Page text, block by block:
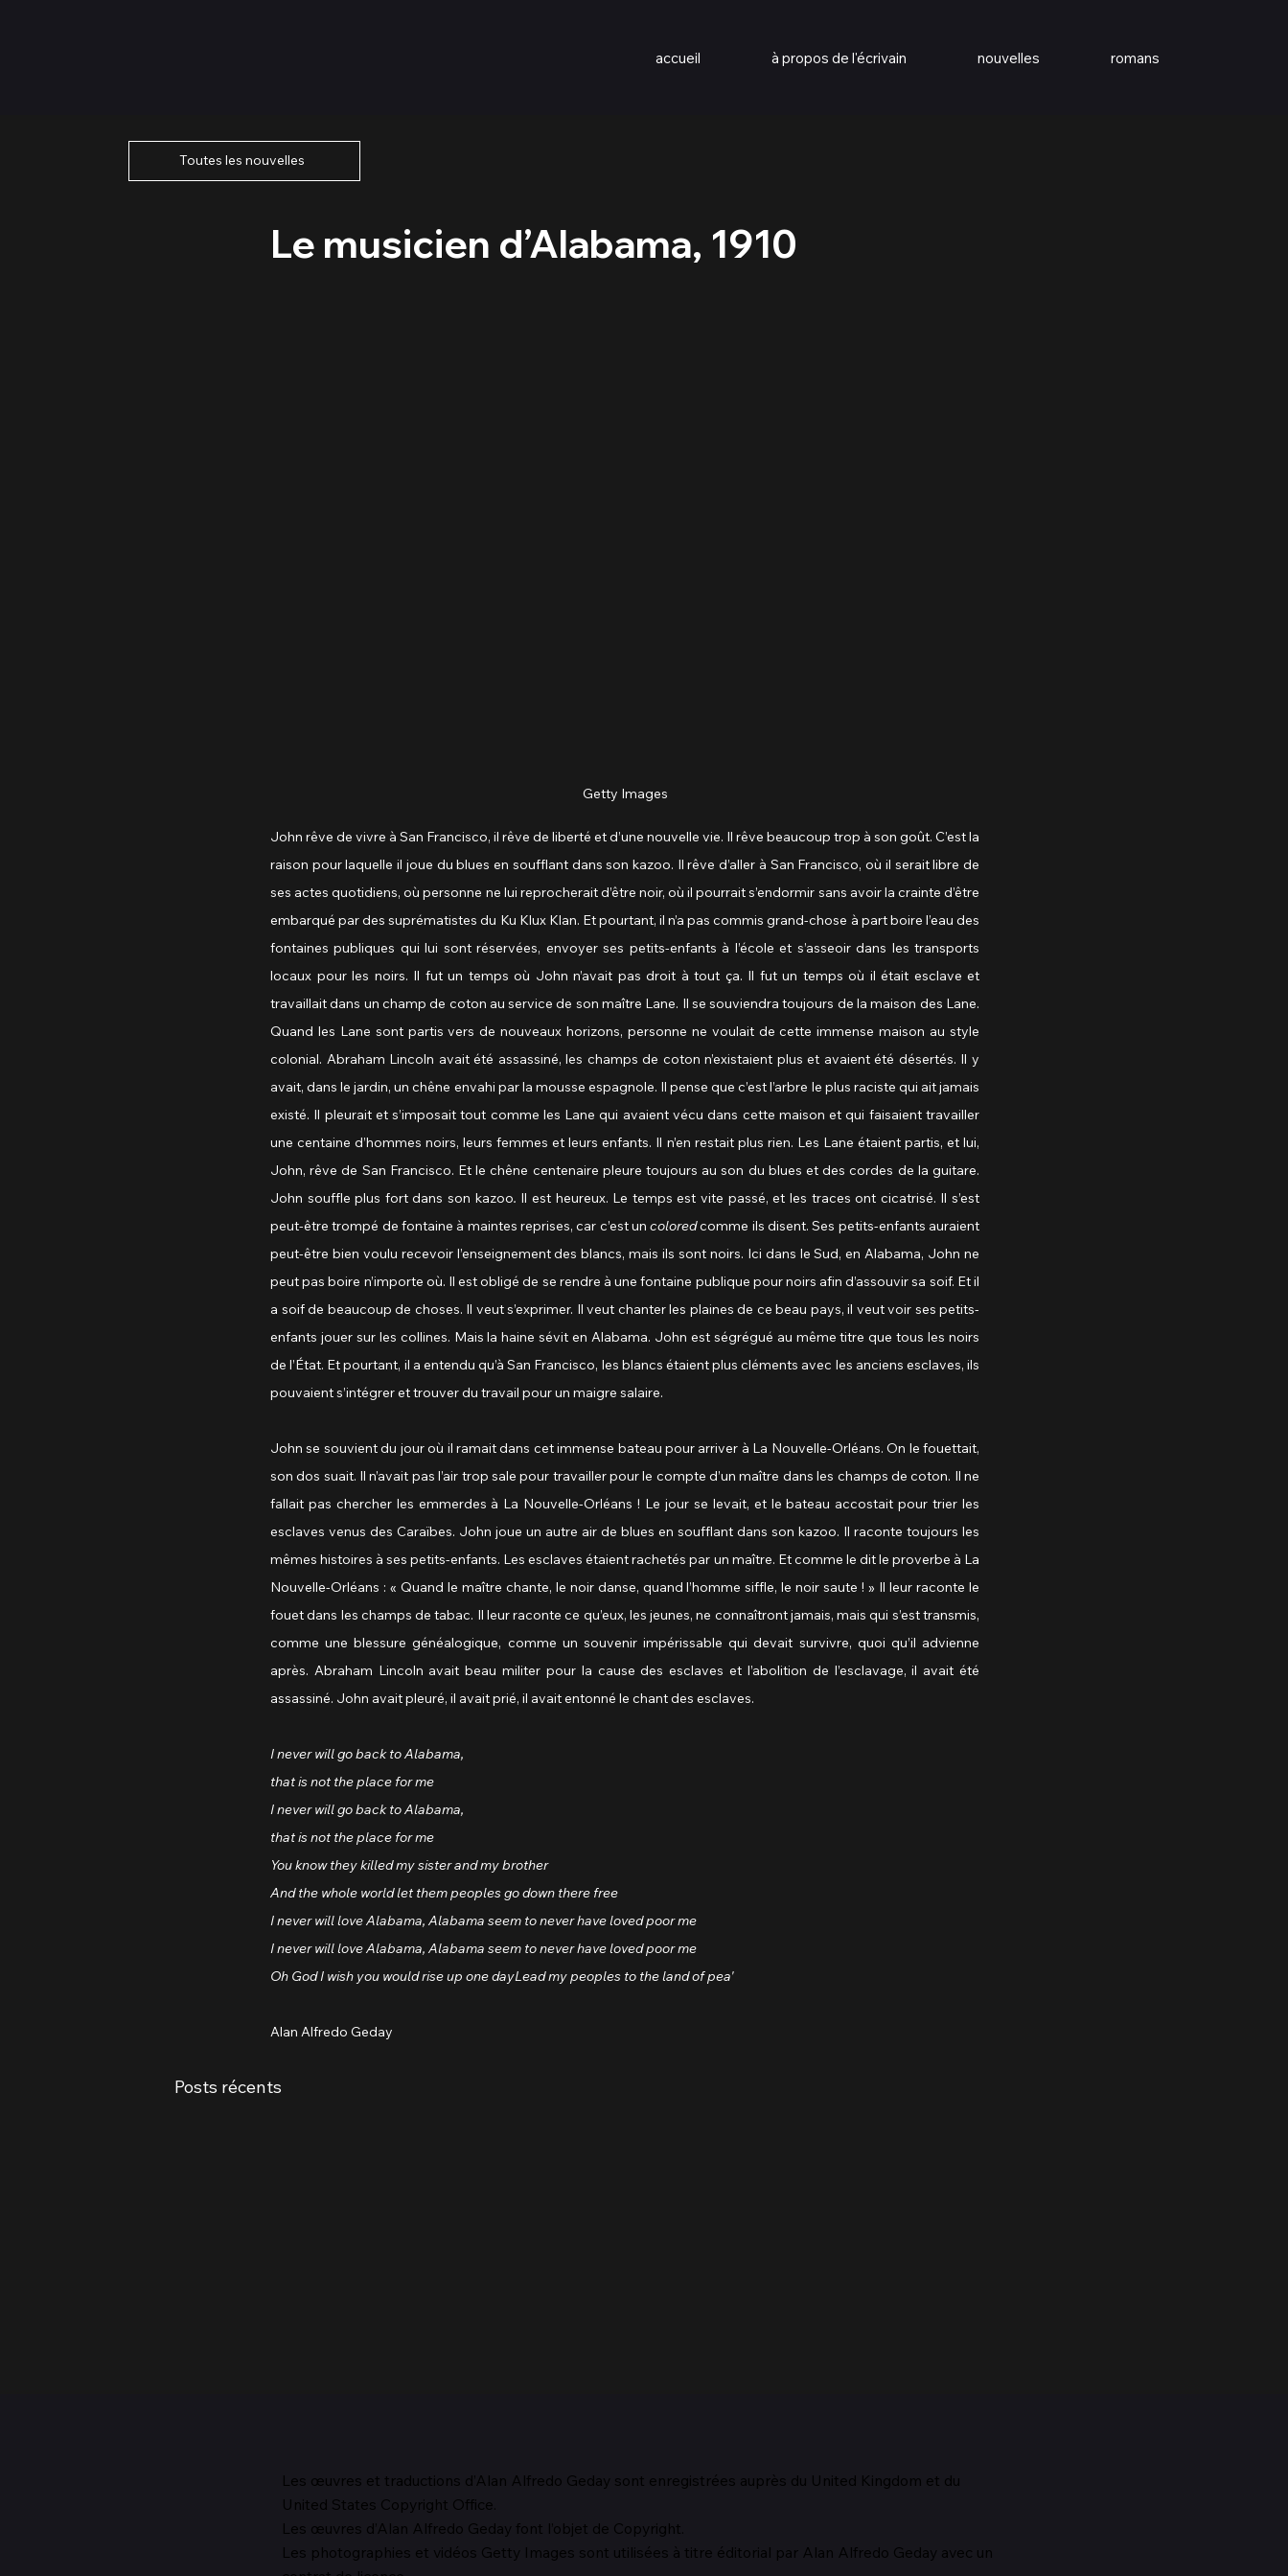
accueil à propos de l'écrivain nouvelles romans
Toutes les nouvelles
Le musicien d’Alabama, 1910
Getty Images
John rêve de vivre à San Francisco, il rêve de liberté et d’une nouvelle vie. Il rêve beaucoup trop à son goût. C’est la
raison pour laquelle il joue du blues en soufflant dans son kazoo. Il rêve d’aller à San Francisco, où il serait libre de
ses actes quotidiens, où personne ne lui reprocherait d’être noir, où il pourrait s’endormir sans avoir la crainte d’être
embarqué par des suprématistes du Ku Klux Klan. Et pourtant, il n’a pas commis grand-chose à part boire l’eau des
fontaines publiques qui lui sont réservées, envoyer ses petits-enfants à l’école et s’asseoir dans les transports
locaux pour les noirs. Il fut un temps où John n’avait pas droit à tout ça. Il fut un temps où il était esclave et
travaillait dans un champ de coton au service de son maître Lane. Il se souviendra toujours de la maison des Lane.
Quand les Lane sont partis vers de nouveaux horizons, personne ne voulait de cette immense maison au style
colonial. Abraham Lincoln avait été assassiné, les champs de coton n’existaient plus et avaient été désertés. Il y
avait, dans le jardin, un chêne envahi par la mousse espagnole. Il pense que c’est l’arbre le plus raciste qui ait jamais
existé. Il pleurait et s’imposait tout comme les Lane qui avaient vécu dans cette maison et qui faisaient travailler
une centaine d’hommes noirs, leurs femmes et leurs enfants. Il n’en restait plus rien. Les Lane étaient partis, et lui,
John, rêve de San Francisco. Et le chêne centenaire pleure toujours au son du blues et des cordes de la guitare.
John souffle plus fort dans son kazoo. Il est heureux. Le temps est vite passé, et les traces ont cicatrisé. Il s’est
peut-être trompé de fontaine à maintes reprises, car c’est un colored comme ils disent. Ses petits-enfants auraient
peut-être bien voulu recevoir l’enseignement des blancs, mais ils sont noirs. Ici dans le Sud, en Alabama, John ne
peut pas boire n’importe où. Il est obligé de se rendre à une fontaine publique pour noirs afin d’assouvir sa soif. Et il
a soif de beaucoup de choses. Il veut s’exprimer. Il veut chanter les plaines de ce beau pays, il veut voir ses petits-
enfants jouer sur les collines. Mais la haine sévit en Alabama. John est ségrégué au même titre que tous les noirs
de l’État. Et pourtant, il a entendu qu’à San Francisco, les blancs étaient plus cléments avec les anciens esclaves, ils
pouvaient s’intégrer et trouver du travail pour un maigre salaire.
John se souvient du jour où il ramait dans cet immense bateau pour arriver à La Nouvelle-Orléans. On le fouettait,
son dos suait. Il n’avait pas l’air trop sale pour travailler pour le compte d’un maître dans les champs de coton. Il ne
fallait pas chercher les emmerdes à La Nouvelle-Orléans ! Le jour se levait, et le bateau accostait pour trier les
esclaves venus des Caraïbes. John joue un autre air de blues en soufflant dans son kazoo. Il raconte toujours les
mêmes histoires à ses petits-enfants. Les esclaves étaient rachetés par un maître. Et comme le dit le proverbe à La
Nouvelle-Orléans : « Quand le maître chante, le noir danse, quand l’homme siffle, le noir saute ! » Il leur raconte le
fouet dans les champs de tabac. Il leur raconte ce qu’eux, les jeunes, ne connaîtront jamais, mais qui s’est transmis,
comme une blessure généalogique, comme un souvenir impérissable qui devait survivre, quoi qu’il advienne
après. Abraham Lincoln avait beau militer pour la cause des esclaves et l’abolition de l’esclavage, il avait été
assassiné. John avait pleuré, il avait prié, il avait entonné le chant des esclaves.
I never will go back to Alabama,
that is not the place for me
I never will go back to Alabama,
that is not the place for me
You know they killed my sister and my brother
And the whole world let them peoples go down there free
I never will love Alabama, Alabama seem to never have loved poor me
I never will love Alabama, Alabama seem to never have loved poor me
Oh God I wish you would rise up one dayLead my peoples to the land of pea'
Alan Alfredo Geday
Posts récents
Le chef de l’Église, 1987 La méfiance de Laocoon
Le maestro, 1928
Les œuvres et traductions d’Alan Alfredo Geday sont enregistrées auprès du United Kingdom et du
United States Copyright Office.
Les œuvres d’Alan Alfredo Geday font l’objet de Copyright.
Les photographies et vidéos Getty Images sont utilisées à titre éditorial par Alan Alfredo Geday avec un